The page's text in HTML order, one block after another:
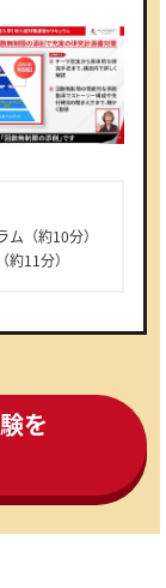
（約10分）
11分）
を